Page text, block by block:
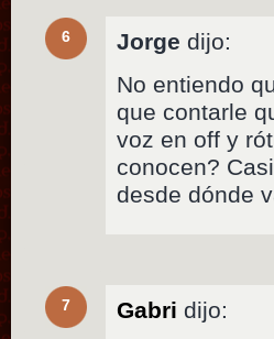
6 Jorge dijo:
No entiendo
que contarle
voz en off y
conocen?
desde dónde
7 Gabri dijo: